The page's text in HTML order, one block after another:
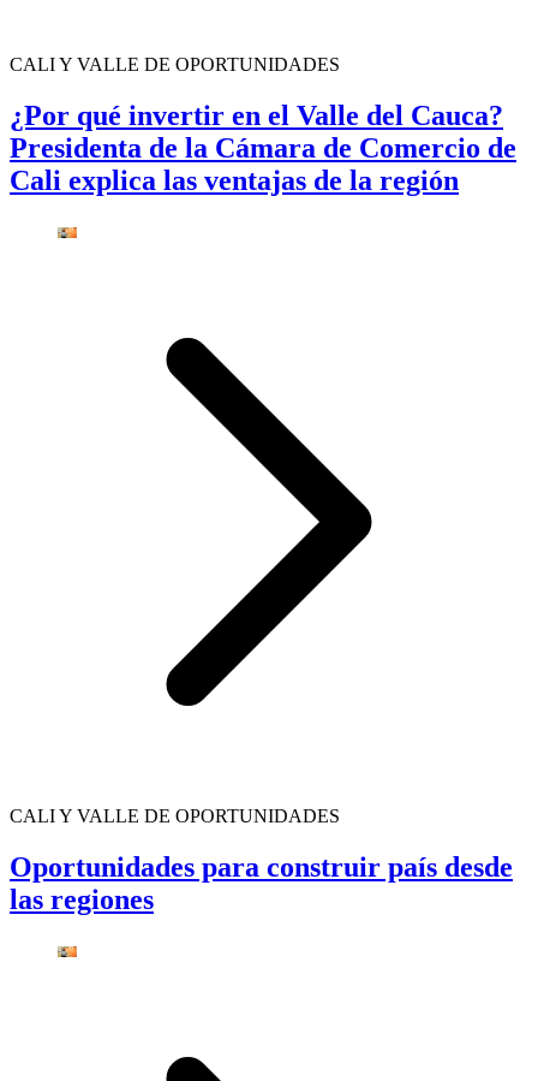
CALI Y VALLE DE OPORTUNIDADES
¿Por qué invertir en el Valle del Cauca?
Presidenta de la Cámara de Comercio de
Cali explica las ventajas de la región
CALI Y VALLE DE OPORTUNIDADES
Oportunidades para construir país desde
las regiones